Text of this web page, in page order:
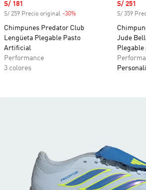
Precio de venta
S/ 181
S/ 259 Precio original -30%
Chimpunes Predator Club
Lengüeta Plegable Pasto
Artificial
Performance
3 colores
Precio
S/ 251
S/ 359
Jude